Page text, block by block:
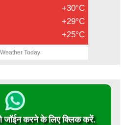
+30°C
+29°C
+25°C
Weather Today
करने के लिए क्लिक करें.